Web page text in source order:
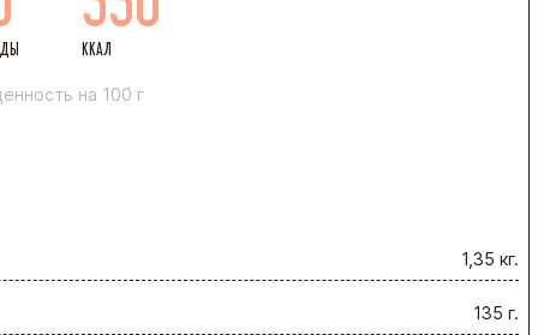
ККАЛ
на 100 г
1,35 кг.
135 г.